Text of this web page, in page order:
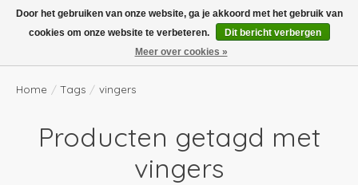
Boven de €100,- gratis verzending! Vóór 14.00 besteld, volgende dag in huis!
Verlanglijst
Home / Tags / vingers
Producten getagd met
vingers
Door het gebruiken van onze website, ga je akkoord met het gebruik van
cookies om onze website te verbeteren.
Dit bericht verbergen
Meer over cookies »